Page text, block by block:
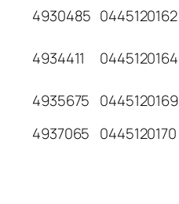
4930485 0445120162
4934411 0445120164
4935675 0445120169
4937065 0445120170